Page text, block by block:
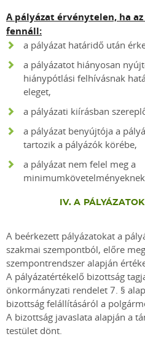
A pályázat érvénytelen, ha
fennáll:
a pályázat határidő után
a pályázatot hiányosan
hiánypótlási felhívásnak
eleget,
a pályázati kiírásban
a pályázat benyújtója a
tartozik a pályázók körébe,
a pályázat nem felel meg a
IV. A
A beérkezett pályázatokat a
szakmai szempontból, előre
szempontrendszer alapján
A pályázatértékelő bizottság
önkormányzati rendelet 7. §
bizottság felállításáról a
A bizottság javaslata alapján a
testület dönt.